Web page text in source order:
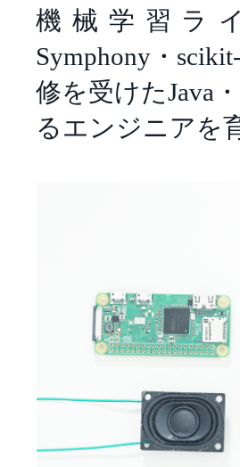
機械学習ラ
Symphony・
修を受けたJava
るエンジニアを